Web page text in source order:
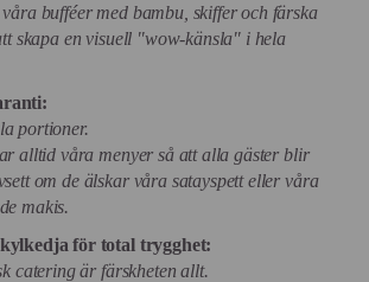
bufféer med bambu, skiffer och färska
skapa en visuell "wow-känsla" i hela
portioner.
alltid våra menyer så att alla gäster blir
om de älskar våra satayspett eller våra
makis.
för total trygghet:
catering är färskheten allt.